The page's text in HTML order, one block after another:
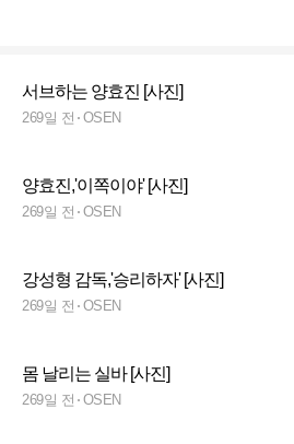
서브하는 양효진 [사진]
269일 전 OSEN
양효진,'이쪽이야' [사진]
269일 전 OSEN
강성형 감독,'승리하자' [사진]
269일 전 OSEN
몸 날리는 실바 [사진]
269일 전 OSEN